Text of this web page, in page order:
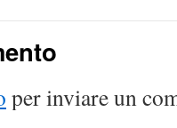
per inviare un